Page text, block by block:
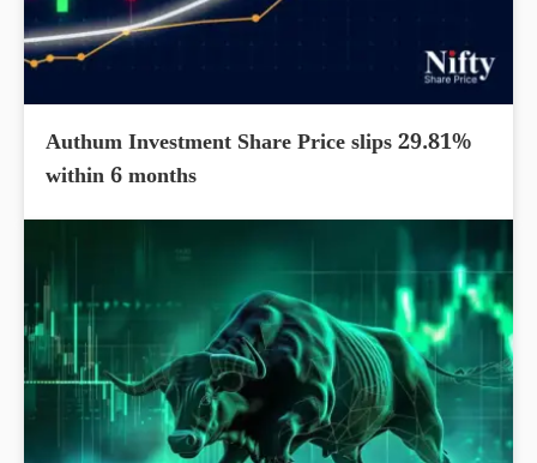
Authum Investment Share Price slips 29.81%
within 6 months